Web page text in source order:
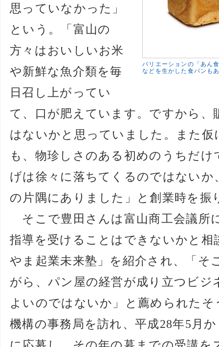
バリエーションの「あん
などを生かした食パンも
思っていなかった」
という。「富山の
方々はおいしいお米
や新鮮な魚介類を毎
日召し上がってい
て、口が肥えています。ですから、
はないかと思っていました。また
も、物珍しさのある初めのうちだ
げは徐々に落ちてくるのではない
の片隅にありました」と創業時を振
そこで豊田さんは富山商工会議所
指導を受けることはできないかと相
やま起業未来塾」を紹介され、「そ
がら、パン屋の経営が成り立つビ
よいのではないか」と薦められた
機構の事務局を訪れ、平成28年5月